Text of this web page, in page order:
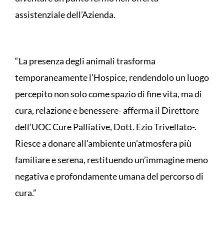
assistenziale dell’Azienda.
“La presenza degli animali trasforma
temporaneamente l’Hospice, rendendolo un luogo
percepito non solo come spazio di fine vita, ma di
cura, relazione e benessere- afferma il Direttore
dell’UOC Cure Palliative, Dott. Ezio Trivellato-.
Riesce a donare all’ambiente un’atmosfera più
familiare e serena, restituendo un’immagine meno
negativa e profondamente umana del percorso di
cura.”